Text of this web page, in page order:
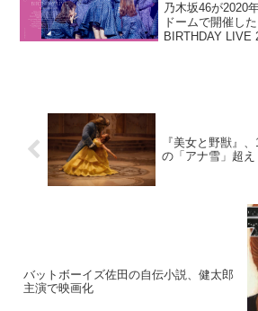
乃木坂46が2020
ドームで開催し
BIRTHDAY LIVE
『美女と野獣』
の「アナ雪」超え
バットボーイズ佐田の自伝小説、健太郎
主演で映画化